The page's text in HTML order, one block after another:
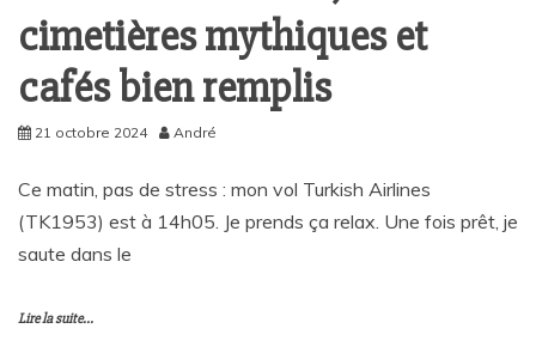
cimetières mythiques et
cafés bien remplis
21 octobre 2024 André
Ce matin, pas de stress : mon vol Turkish Airlines
(TK1953) est à 14h05. Je prends ça relax. Une fois prêt, je
saute dans le
Lire la suite...